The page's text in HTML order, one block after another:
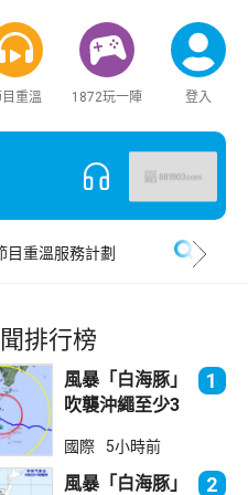
重溫 1872玩一陣 登入
目重溫服務計劃
排行榜
風暴「白海豚」
吹襲沖繩至少3
取消
1
國際 5小時前
風暴「白海豚」 2